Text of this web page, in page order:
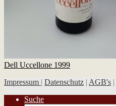
Dell Uccellone 1999
Impressum | Datenschutz | AGB's |
Suche